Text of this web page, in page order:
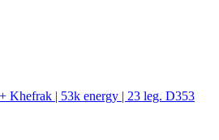
Khefrak | 53k energy | 23 leg. D353